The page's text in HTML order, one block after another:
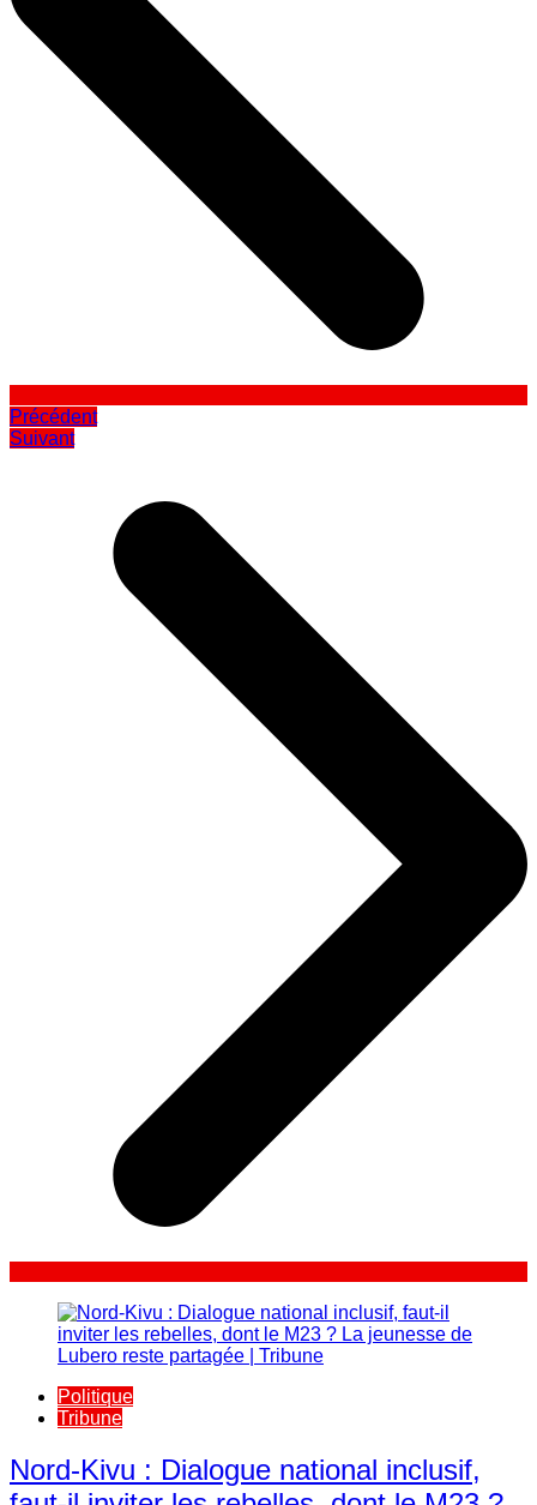
Précédent
Suivant
Politique
Tribune
Nord-Kivu : Dialogue national inclusif,